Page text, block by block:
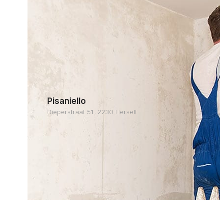
Pisaniello
Dieperstraat 51, 2230 Herselt